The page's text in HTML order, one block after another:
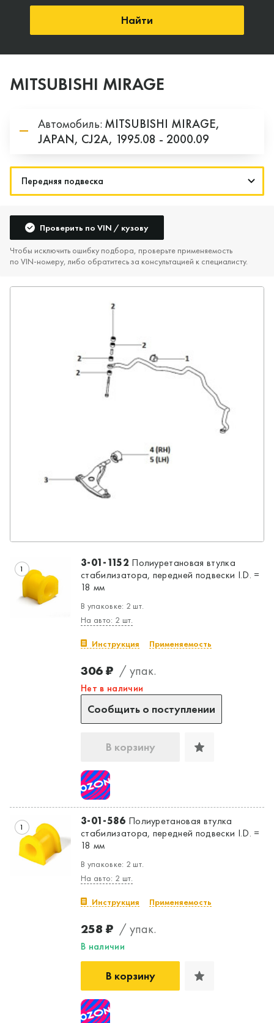
Найти
MITSUBISHI MIRAGE
Автомобиль: MITSUBISHI MIRAGE,
JAPAN, CJ2A, 1995.08 - 2000.09
Проверить по VIN / кузову
Чтобы исключить ошибку подбора, проверьте применяемость
по VIN‑номеру, либо обратитесь за консультацией к специалисту.
1 3-01-1152 Полиуретановая втулка
стабилизатора, передней подвески I.D. =
18 мм
В упаковке: 2 шт.
На авто: 2 шт.
Инструкция Применяемость
306 ₽ / упак.
Нет в наличии
Сообщить о поступлении
В корзину
1 3-01-586 Полиуретановая втулка
стабилизатора, передней подвески I.D. =
18 мм
В упаковке: 2 шт.
На авто: 2 шт.
Инструкция Применяемость
258 ₽ / упак.
В наличии
В корзину